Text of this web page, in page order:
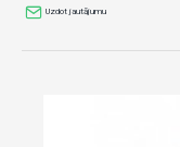
Uzdot jautājumu